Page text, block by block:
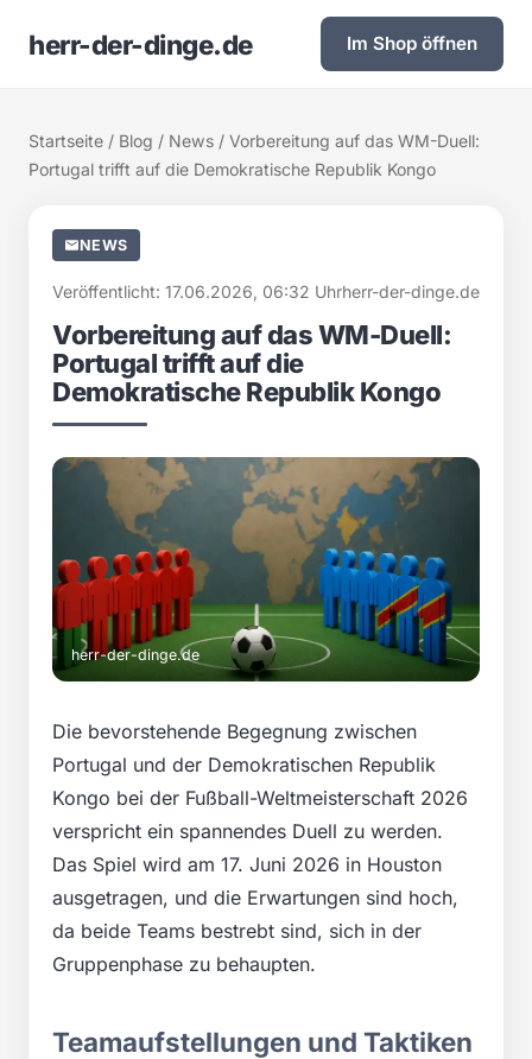
herr-der-dinge.de Im Shop öffnen
Startseite / Blog / News / Vorbereitung auf das WM-Duell:
Portugal trifft auf die Demokratische Republik Kongo
NEWS
Veröffentlicht: 17.06.2026, 06:32 Uhrherr-der-dinge.de
Vorbereitung auf das WM-Duell:
Portugal trifft auf die
Demokratische Republik Kongo
herr-der-dinge.de
Die bevorstehende Begegnung zwischen
Portugal und der Demokratischen Republik
Kongo bei der Fußball-Weltmeisterschaft 2026
verspricht ein spannendes Duell zu werden.
Das Spiel wird am 17. Juni 2026 in Houston
ausgetragen, und die Erwartungen sind hoch,
da beide Teams bestrebt sind, sich in der
Gruppenphase zu behaupten.
Teamaufstellungen und Taktiken